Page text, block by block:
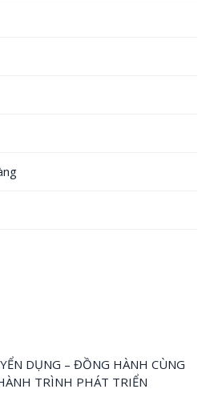
DỤNG – ĐỒNG HÀNH CÙNG
TRÌNH PHÁT TRIỂN